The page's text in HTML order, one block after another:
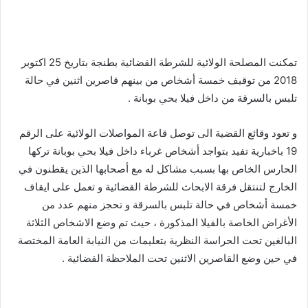
تمكنت المصلحة الولائية للشرطة القضائية بطنجة بتاريخ 25 اكتوبر
2018 من توقيف خمسة أشخاص من بينهم قاصرين اثنين في حالة
تلبس بالسرقة من داخل فيلا بحي بوبانة .
و تعود وقائع القضية الى توصل قاعة المواصلات الولائية على الرقم
19 باخبارية تفيد بتواجد أشخاص غرباء داخل فيلا بحي بوبانة تركها
الحارس الخاص بها بسبب مشاكل له مع أصحابها الذين يقطنون في
الخارج لتنتقل فرقة الابحاث للشرطة القضائية و تعمل على ايقاف
خمسة أشخاص في حالة تلبس بالسرقة و تحجز منهم عدد من
الأغراض الخاصة بالفيلا المذكورة ، حيث تم وضع الاشخاص الثلاثة
البالغين تحت الحراسة النظرية بتعليمات من النيابة العامة المختصة
في حين وضع القاصرين الاثنين تحت الملاحظة القضائية .